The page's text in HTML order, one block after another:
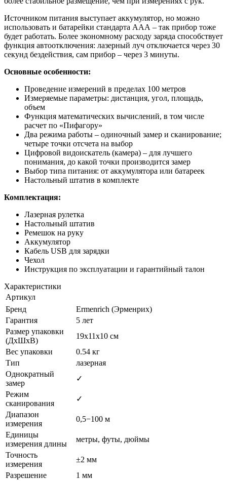
Источником питания выступает аккумулятор, но можно
использовать и батарейки стандарта ААА – так прибор тоже
будет работать. Более экономному расходу заряда способствует
функция автоотключения: лазерный луч отключается через 30
секунд бездействия, сам прибор – через 3 минуты.
Основные особенности:
Проведение измерений в пределах 100 метров
Измеряемые параметры: дистанция, угол, площадь,
объем
Функция математических вычислений, в том числе
расчет по «Пифагору»
Два режима работы – одиночный замер и сканирование;
четыре точки отсчета на выбор
Цифровой видоискатель (камера) – для лучшего
понимания, до какой точки производится замер
Выбор типа питания: от аккумулятора или батареек
Настольный штатив в комплекте
Комплектация:
Лазерная рулетка
Настольный штатив
Ремешок на руку
Аккумулятор
Кабель USB для зарядки
Чехол
Инструкция по эксплуатации и гарантийный талон
Характеристики
Артикул
Бренд
Ermenrich (Эрменрих)
Гарантия
5 лет
Размер упаковки
(ДxШxВ)
19x11x10 см
Вес упаковки
0.54 кг
Тип
лазерная
Однократный
замер
✓
Режим
сканирования
✓
Диапазон
измерения
0,5−100 м
Единицы
измерения длины
метры, футы, дюймы
Точность
измерения
±2 мм
Разрешение
1 мм